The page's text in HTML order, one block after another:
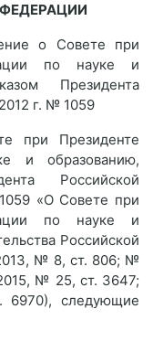
о Совете при
по науке и
Президента
г. № 1059
при Президенте
и образованию,
Российской
«О Совете при
по науке и
Российской
№ 8, ст. 806; №
№ 25, ст. 3647;
следующие